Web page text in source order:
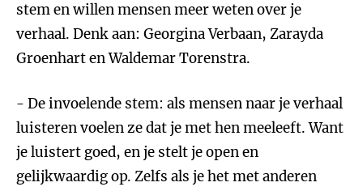
stem en willen mensen meer weten over je
verhaal. Denk aan: Georgina Verbaan, Zarayda
Groenhart en Waldemar Torenstra.
- De invoelende stem: als mensen naar je verhaal
luisteren voelen ze dat je met hen meeleeft. Want
je luistert goed, en je stelt je open en
gelijkwaardig op. Zelfs als je het met anderen